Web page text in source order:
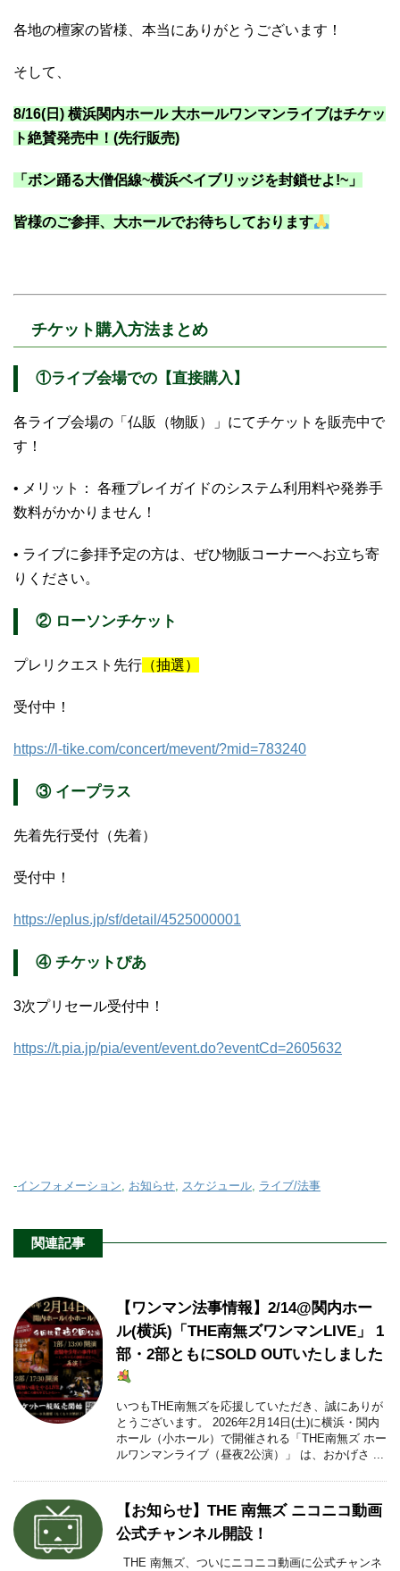
各地の檀家の皆様、本当にありがとうございます！
そして、
8/16(日) 横浜関内ホール 大ホールワンマンライブはチケッ
ト絶賛発売中！(先行販売)
「ボン踊る大僧侶線~横浜ベイブリッジを封鎖せよ!~」
皆様のご参拝、大ホールでお待ちしております
チケット購入方法まとめ
①ライブ会場での【直接購入】
各ライブ会場の「仏販（物販）」にてチケットを販売中で
す！
• メリット： 各種プレイガイドのシステム利用料や発券手
数料がかかりません！
• ライブに参拝予定の方は、ぜひ物販コーナーへお立ち寄
りください。
② ローソンチケット
プレリクエスト先行 （抽選）
受付中！
https://l-tike.com/concert/mevent/?mid=783240
③ イープラス
先着先行受付（先着）
受付中！
https://eplus.jp/sf/detail/4525000001
④ チケットぴあ
3次プリセール受付中！
https://t.pia.jp/pia/event/event.do?eventCd=2605632
-インフォメーション, お知らせ, スケジュール, ライブ/法事
関連記事
【ワンマン法事情報】2/14@関内ホー
ル(横浜)「THE南無ズワンマンLIVE」 1
部・2部ともにSOLD OUTいたしました
いつもTHE南無ズを応援していただき、誠にありが
とうございます。 2026年2月14日(土)に横浜・関内
ホール（小ホール）で開催される「THE南無ズ ホー
ルワンマンライブ（昼夜2公演）」 は、おかげさ ...
【お知らせ】THE 南無ズ ニコニコ動画
公式チャンネル開設！
THE 南無ズ、ついにニコニコ動画に公式チャンネ